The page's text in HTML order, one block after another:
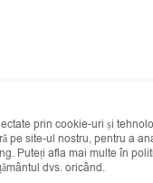
prin cookie-uri și
pe site-ul nostru, pentru a
Puteți afla mai multe în
dvs. oricând.